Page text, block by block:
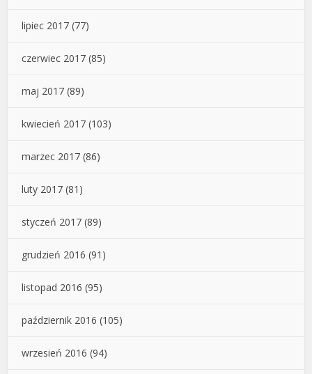
lipiec 2017 (77)
czerwiec 2017 (85)
maj 2017 (89)
kwiecień 2017 (103)
marzec 2017 (86)
luty 2017 (81)
styczeń 2017 (89)
grudzień 2016 (91)
listopad 2016 (95)
październik 2016 (105)
wrzesień 2016 (94)